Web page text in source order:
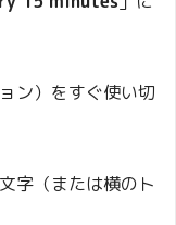
ン）をすぐ使い切
字（または横のト